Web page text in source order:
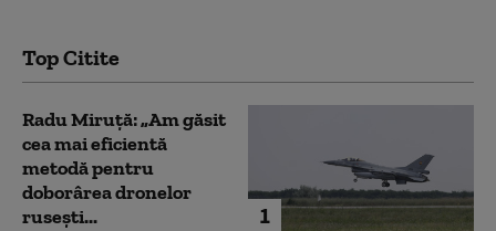
Top Citite
1
Radu Miruță: „Am găsit
cea mai eficientă
metodă pentru
doborârea dronelor
rusești...